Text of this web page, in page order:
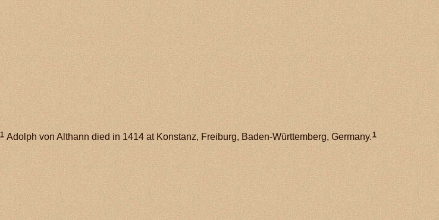
1 Adolph von Althann died in 1414 at Konstanz, Freiburg, Baden-Württemberg, Germany.1